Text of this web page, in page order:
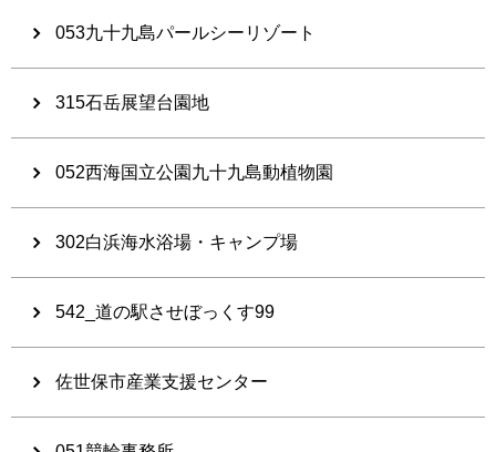
053九十九島パールシーリゾート
315石岳展望台園地
052西海国立公園九十九島動植物園
302白浜海水浴場・キャンプ場
542_道の駅させぼっくす99
佐世保市産業支援センター